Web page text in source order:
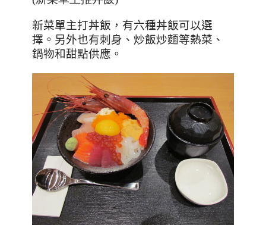
新菜單主打丼飯，有六種丼飯可以選
擇。另外也有刺身、炒飯炒麵等熱菜、
鍋物和甜點供應。